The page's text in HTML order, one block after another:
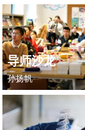
导师沙龙
孙扬帆